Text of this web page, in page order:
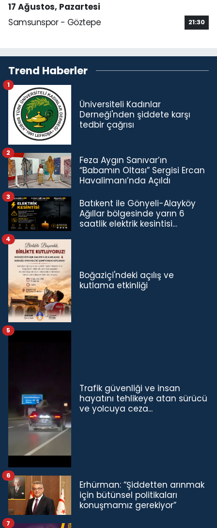
17 Ağustos, Pazartesi
Samsunspor - Göztepe
21:30
Trend Haberler
Üniversiteli Kadınlar
Derneği'nden şiddete karşı
tedbir çağrısı
1
Feza Aygın Sanıvar’ın
“Babamın Oltası” Sergisi Ercan
Havalimanı’nda Açıldı
2
Batıkent ile Gönyeli-Alayköy
Ağıllar bölgesinde yarın 6
saatlik elektrik kesintisi…
3
Boğaziçi'ndeki açılış ve
kutlama etkinliği
4
Trafik güvenliği ve insan
hayatını tehlikeye atan sürücü
ve yolcuya ceza...
5
Erhürman: “Şiddetten arınmak
için bütünsel politikaları
konuşmamız gerekiyor”
6
7